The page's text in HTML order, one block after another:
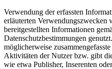
Verwendung der erfassten
erläuterten Verwendungszwecken
bereitgestellten Informationen
Datenschutzbestimmungen
möglicherweise
Aktivitäten der Nutzer bzw. gibt
wie etwa Publisher, Inserenten